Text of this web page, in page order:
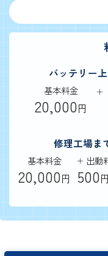
バッテリー上
基本料金
20,000円
修理工場ま
基本料金
20,000円
出動
500